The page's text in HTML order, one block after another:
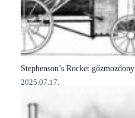
Stephenson’s Rocket gőzmozdony
2025.07.17.